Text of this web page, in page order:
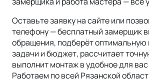
Оставьте заявку на сайте или
телефону — бесплатный замерщик
обращения, подберёт оптимальную
задачи и бюджет, рассчитает
выполнит монтаж в удобное для
Работаем по всей Рязанской